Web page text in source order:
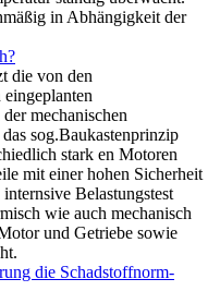
in Abhängigkeit der
die von den
mechanischen
sog.Baukastenprinzip
stark en Motoren
mit einer hohen Sicherheit
Belastungstest
wie auch mechanisch
und Getriebe sowie
die Schadstoffnorm-